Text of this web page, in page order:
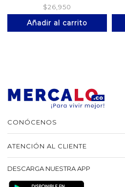
$26,950
Añadir al carrito
CONÓCENOS
ATENCIÓN AL CLIENTE
DESCARGA NUESTRA APP